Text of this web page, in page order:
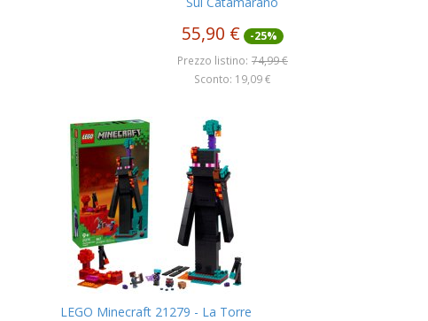
55,90 € -25%
Prezzo listino: 74,99 €
Sconto: 19,09 €
LEGO Minecraft 21279 - La Torre